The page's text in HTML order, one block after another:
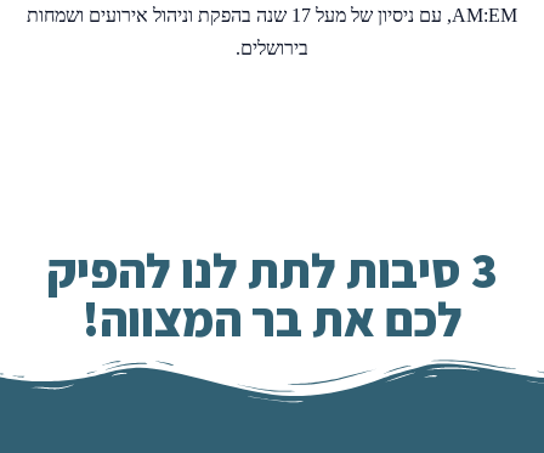
AM:EM, עם ניסיון של מעל 17 שנה בהפקת וניהול אירועים ושמחות
בירושלים.
3 סיבות לתת לנו להפיק
לכם את בר המצווה!